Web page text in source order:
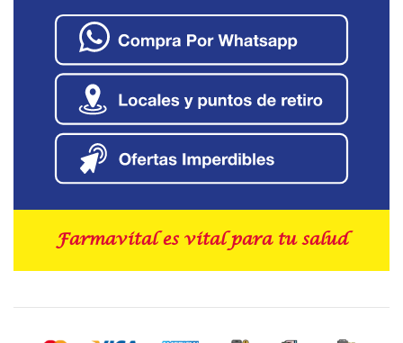
Farmavital es vital para tu salud